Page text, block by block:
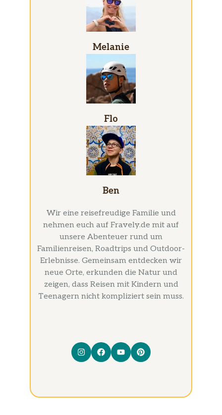
Melanie
Flo
Ben
Wir eine reisefreudige Familie und
nehmen euch auf Fravely.de mit auf
unsere Abenteuer rund um
Familienreisen, Roadtrips und Outdoor-
Erlebnisse. Gemeinsam entdecken wir
neue Orte, erkunden die Natur und
zeigen, dass Reisen mit Kindern und
Teenagern nicht kompliziert sein muss.